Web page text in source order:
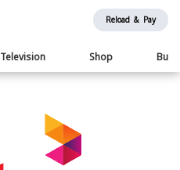
Reload & Pay
Television Shop